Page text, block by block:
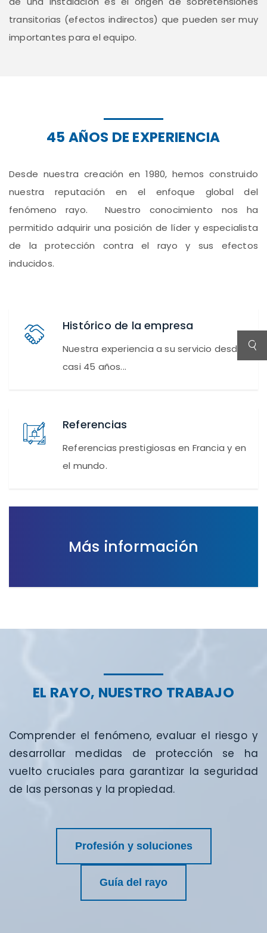
transitorias (efectos indirectos) que pueden ser muy
importantes para el equipo.
45 AÑOS DE EXPERIENCIA
Desde nuestra creación en 1980, hemos construido
nuestra reputación en el enfoque global del
fenómeno rayo. Nuestro conocimiento nos ha
permitido adquirir una posición de líder y especialista
de la protección contra el rayo y sus efectos
inducidos.
Histórico de la empresa
Nuestra experiencia a su servicio desde
casi 45 años...
Referencias
Referencias prestigiosas en Francia y en
el mundo.
Más información
EL RAYO, NUESTRO TRABAJO
Comprender el fenómeno, evaluar el riesgo y
desarrollar medidas de protección se ha
vuelto cruciales para garantizar la seguridad
de las personas y la propiedad.
Profesión y soluciones
Guía del rayo